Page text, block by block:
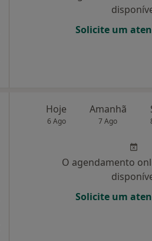
Solicite um
Hoje
6 Ago
Amanhã
7 Ago
O agendamento
Solicite um